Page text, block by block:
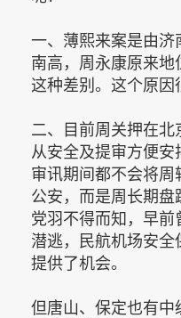
一、薄熙来案是由
南高，周永康原来地
这种差别。这个原因
二、目前周关押在北
从安全及提审方便
审讯期间都不会将
公安，而是周长期
党羽不得而知，早
潜逃，民航机场安
提供了机会。
但唐山、保定也有中